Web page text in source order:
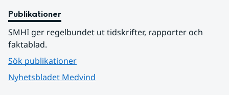
Publikationer
SMHI ger regelbundet ut tidskrifter, rapporter och
faktablad.
Sök publikationer
Nyhetsbladet Medvind